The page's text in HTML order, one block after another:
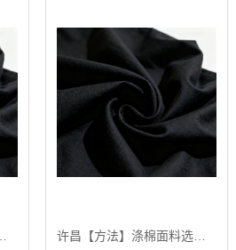
许昌【方法】涤棉面料选购指南：2024年五大高品质涤棉面料推荐【深度解析】【有什么用?】